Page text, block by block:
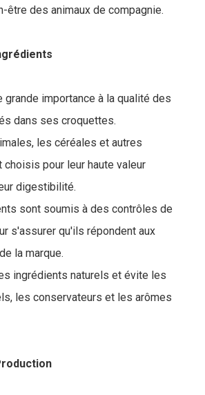
être des animaux de compagnie.
grande importance à la qualité des
dans ses croquettes.
les céréales et autres
pour leur haute valeur
digestibilité.
sont soumis à des contrôles de
s'assurer qu'ils répondent aux
la marque.
ingrédients naturels et évite les
les conservateurs et les arômes